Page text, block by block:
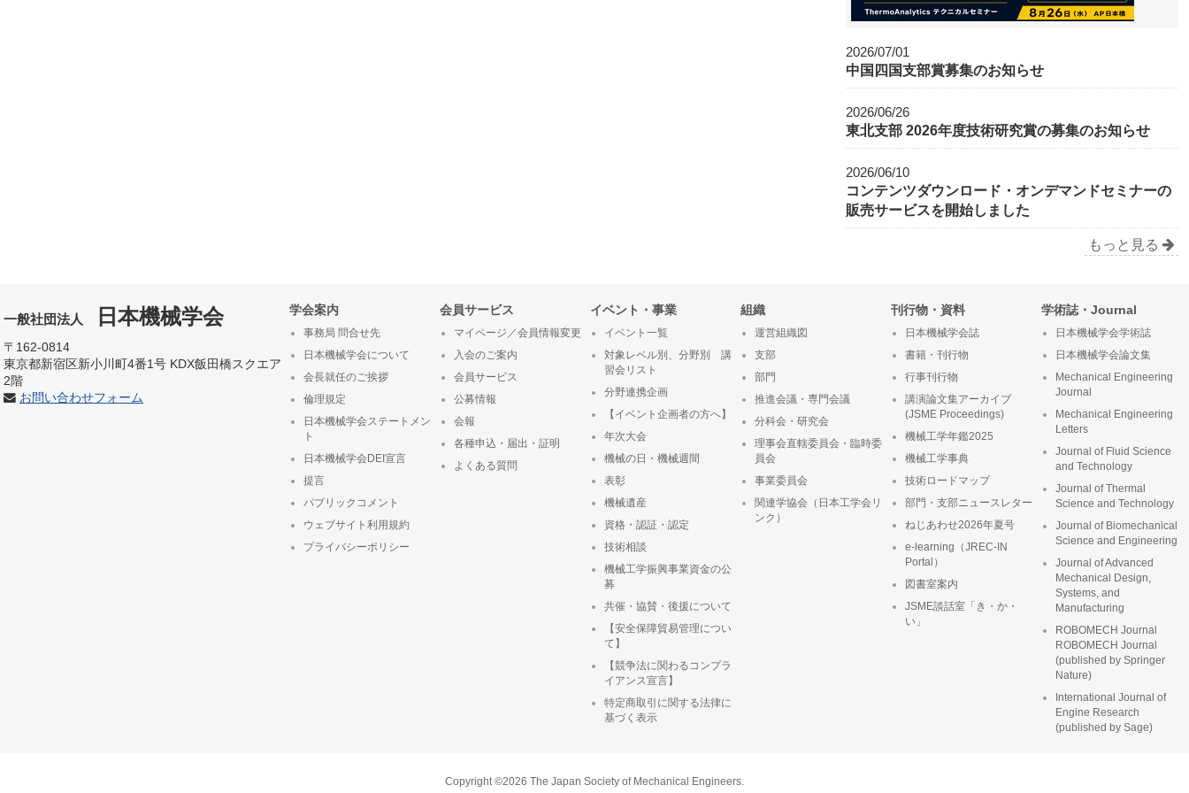
2026/07/01
中国四国支部賞募集のお知らせ
2026/06/26
東北支部 2026年度技術研究賞の募集のお知らせ
2026/06/10
コンテンツダウンロード・オンデマンドセミナーの
販売サービスを開始しました
もっと見る
一般社団法人 日本機械学会
〒162-0814
東京都新宿区新小川町4番1号 KDX飯田橋スクエア
2階
お問い合わせフォーム
学会案内
事務局 問合せ先
日本機械学会について
会長就任のご挨拶
倫理規定
日本機械学会ステートメン
ト
日本機械学会DEI宣言
提言
パブリックコメント
ウェブサイト利用規約
プライバシーポリシー
会員サービス
マイページ／会員情報変更
入会のご案内
会員サービス
公募情報
会報
各種申込・届出・証明
よくある質問
イベント・事業
イベント一覧
対象レベル別、分野別 講
習会リスト
分野連携企画
【イベント企画者の方へ】
年次大会
機械の日・機械週間
表彰
機械遺産
資格・認証・認定
技術相談
機械工学振興事業資金の公
募
共催・協賛・後援について
【安全保障貿易管理につい
て】
【競争法に関わるコンプラ
イアンス宣言】
特定商取引に関する法律に
基づく表示
組織
運営組織図
支部
部門
推進会議・専門会議
分科会・研究会
理事会直轄委員会・臨時委
員会
事業委員会
関連学協会（日本工学会リ
ンク）
刊行物・資料
日本機械学会誌
書籍・刊行物
行事刊行物
講演論文集アーカイブ
(JSME Proceedings)
機械工学年鑑2025
機械工学事典
技術ロードマップ
部門・支部ニュースレター
ねじあわせ2026年夏号
e-learning（JREC-IN
Portal）
図書室案内
JSME談話室「き・か・
い」
学術誌・Journal
日本機械学会学術誌
日本機械学会論文集
Mechanical Engineering
Journal
Mechanical Engineering
Letters
Journal of Fluid Science
and Technology
Journal of Thermal
Science and Technology
Journal of Biomechanical
Science and Engineering
Journal of Advanced
Mechanical Design,
Systems, and
Manufacturing
ROBOMECH Journal
ROBOMECH Journal
(published by Springer
Nature)
International Journal of
Engine Research
(published by Sage)
Copyright ©2026 The Japan Society of Mechanical Engineers.